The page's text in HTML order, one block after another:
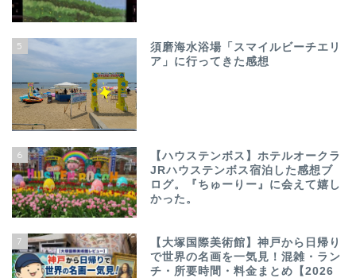
5
須磨海水浴場「スマイルビーチエリ
ア」に行ってきた感想
6
【ハウステンボス】ホテルオークラ
JRハウステンボス宿泊した感想ブ
ログ。『ちゅーりー』に会えて嬉し
かった。
7
【大塚国際美術館】神戸から日帰り
で世界の名画を一気見！混雑・ラン
チ・所要時間・料金まとめ【2026